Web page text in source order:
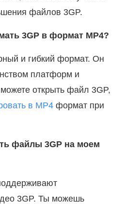
файлов 3GP.
3GP в формат MP4?
и гибкий формат. Он
платформ и
открыть файл 3GP,
в MP4 формат при
файлы 3GP на моем
3GP. Ты можешь